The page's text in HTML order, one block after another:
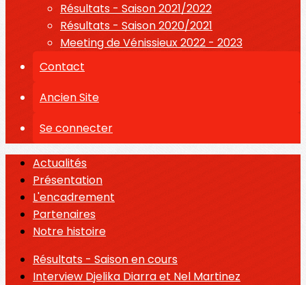
Résultats - Saison 2021/2022
Résultats - Saison 2020/2021
Meeting de Vénissieux 2022 - 2023
Contact
Ancien Site
Se connecter
Actualités
Présentation
L'encadrement
Partenaires
Notre histoire
Résultats - Saison en cours
Interview Djelika Diarra et Nel Martinez